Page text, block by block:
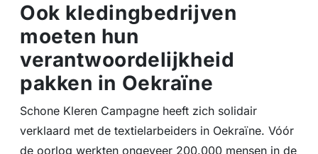
Ook kledingbedrijven
moeten hun
verantwoordelijkheid
pakken in Oekraïne
Schone Kleren Campagne heeft zich solidair
verklaard met de textielarbeiders in Oekraïne. Vóór
de oorlog werkten ongeveer 200.000 mensen in de